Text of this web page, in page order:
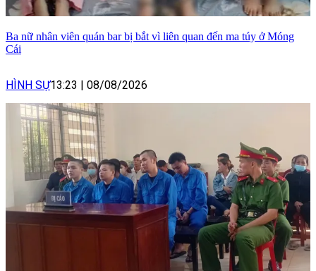
Ba nữ nhân viên quán bar bị bắt vì liên quan đến ma túy ở Móng
Cái
HÌNH SỰ13:23 | 08/08/2026